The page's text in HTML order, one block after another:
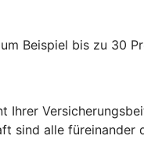
Beispiel bis zu 30
sind alle füreinander